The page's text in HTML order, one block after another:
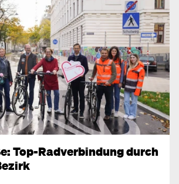
Top-Radverbindung durch